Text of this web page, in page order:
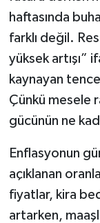
haftasında
farklı değil.
yüksek artışı”
kaynayan
Çünkü mesele
gücünün ne
Enflasyonun
açıklanan
fiyatlar, kira
artarken,
Sinemalar
Siyaset
Spor
Teknoloji
Türkiye
Video